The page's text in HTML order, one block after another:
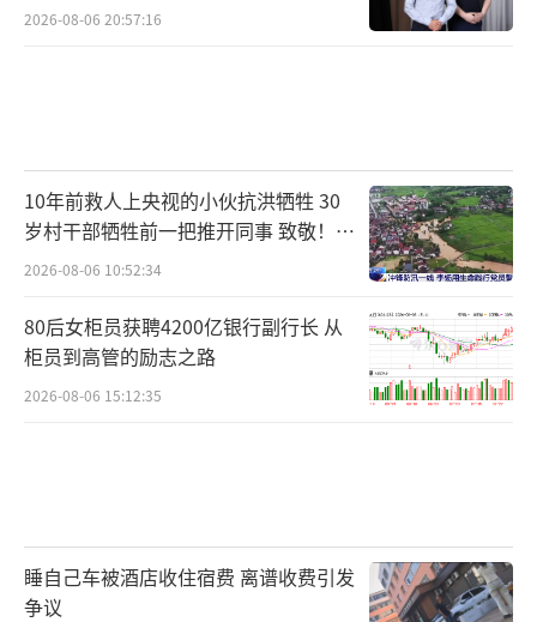
2026-08-06 20:57:16
10年前救人上央视的小伙抗洪牺牲 30
岁村干部牺牲前一把推开同事 致敬！送
别！
2026-08-06 10:52:34
80后女柜员获聘4200亿银行副行长 从
柜员到高管的励志之路
2026-08-06 15:12:35
睡自己车被酒店收住宿费 离谱收费引发
争议